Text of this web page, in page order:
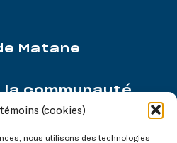
(cookies)
nous utilisons des technologies
Matane
la communauté
entreprises